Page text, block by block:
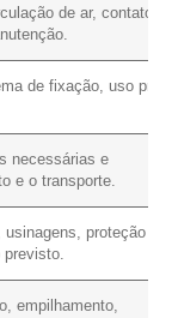
de ar, contato
de fixação, uso
necessárias e
e o transporte.
proteção
previsto.
empilhamento,